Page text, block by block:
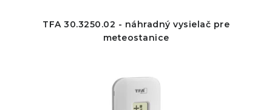
TFA 30.3250.02 - náhradný vysielač pre
meteostanice